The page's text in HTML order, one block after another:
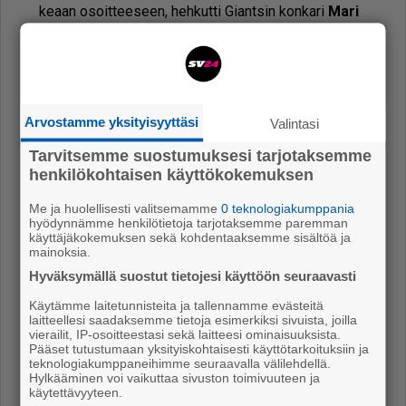
ke­aan osoit­tee­seen, heh­kut­ti Gi­ant­sin kon­ka­ri Mari
Urheilu-urastaan palkittiin 80-
vuotias kiekkolegenda Jorma
Vehmanen. Kuva: Vesa-Pekka Järvelä
Vuo­den ur­hei­lu­seu­rak­si ni­met­tiin Pal­lo-Ii­rot ry. Sa­ta­
Arvostamme yksityisyyttäsi Valintasi
Tarvitsemme suostumuksesi tarjotaksemme
henkilökohtaisen käyttökokemuksen
Me ja huolellisesti valitsemamme0 teknologiakumppania
hyödynnämme henkilötietoja tarjotaksemme paremman
käyttäjäkokemuksen sekä kohdentaaksemme sisältöä ja
mainoksia.
Hyväksymällä suostut tietojesi käyttöön seuraavasti
Käytämme laitetunnisteita ja tallennamme evästeitä
laitteellesi saadaksemme tietoja esimerkiksi sivuista, joilla
vierailit, IP-osoitteestasi sekä laitteesi ominaisuuksista.
Pääset tutustumaan yksityiskohtaisesti käyttötarkoituksiin ja
teknologiakumppaneihimme seuraavalla välilehdellä.
Hylkääminen voi vaikuttaa sivuston toimivuuteen ja
käytettävyyteen.